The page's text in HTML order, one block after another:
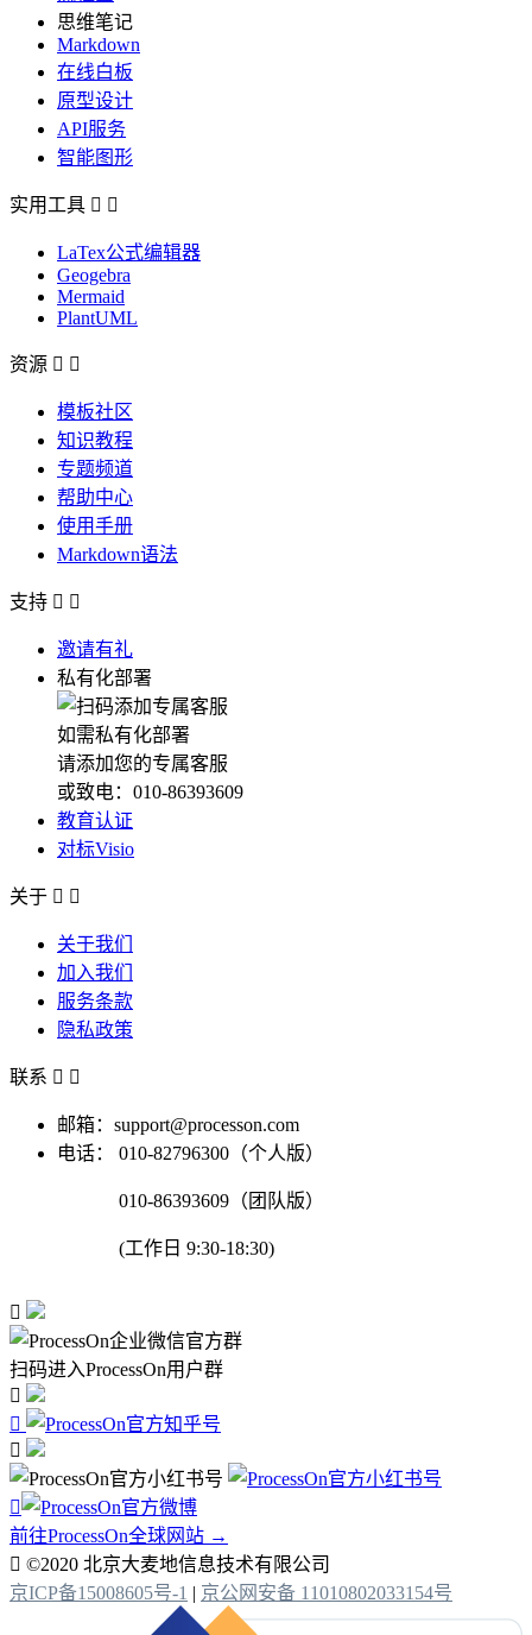
思维笔记
Markdown
在线白板
原型设计
API服务
智能图形
实用工具  
LaTex公式编辑器
Geogebra
Mermaid
PlantUML
资源  
模板社区
知识教程
专题频道
帮助中心
使用手册
Markdown语法
支持  
邀请有礼
私有化部署
如需私有化部署
请添加您的专属客服
或致电：010-86393609
教育认证
对标Visio
关于  
关于我们
加入我们
服务条款
隐私政策
联系  
邮箱：support@processon.com
电话：
010-82796300（个人版）
010-86393609（团队版）
(工作日 9:30-18:30)

扫码进入ProcessOn用户群




前往ProcessOn全球网站 →
 ©2020 北京大麦地信息技术有限公司
京ICP备15008605号-1 | 京公网安备 11010802033154号